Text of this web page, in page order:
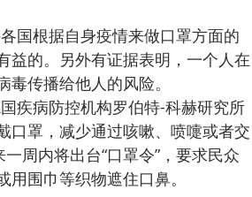
国根据自身疫情来做口罩方面的
益的。另外有证据表明，一个人在
传播给他人的风险。
疾病防控机构罗伯特-科赫研究所
口罩，减少通过咳嗽、喷嚏或者交
周内将出台“口罩令”，要求民众
围巾等织物遮住口鼻。